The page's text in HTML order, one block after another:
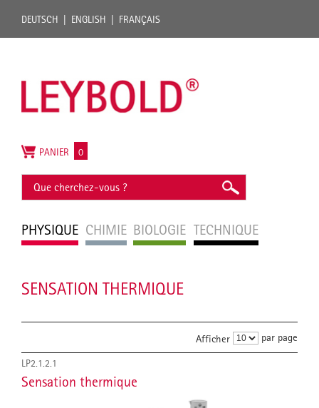
DEUTSCH ENGLISH FRANÇAIS
PHYSIQUE CHIMIE BIOLOGIE TECHNIQUE
PANIER 0
SENSATION THERMIQUE
Afficher par page
LP2.1.2.1
Sensation thermique